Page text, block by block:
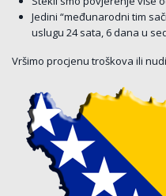
Jedini “međunarodni tim
uslugu 24 sata, 6 dana u
Vršimo procjenu troškova ili